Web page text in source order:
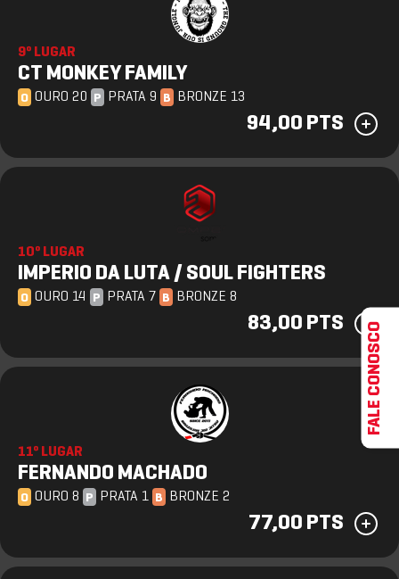
9º LUGAR
CT MONKEY FAMILY
O OURO 20 P PRATA 9 B BRONZE 13
94,00 PTS
10º LUGAR
IMPERIO DA LUTA / SOUL FIGHTERS
O OURO 14 P PRATA 7 B BRONZE 8
83,00 PTS
11º LUGAR
FERNANDO MACHADO
O OURO 8 P PRATA 1 B BRONZE 2
77,00 PTS
FALE CONOSCO